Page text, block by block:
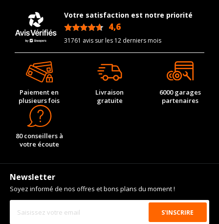
Votre satisfaction est notre priorité
4,6
31761 avis sur les 12 derniers mois
Paiement en
plusieurs fois
Livraison
gratuite
6000 garages
partenaires
80 conseillers à
votre écoute
Newsletter
Soyez informé de nos offres et bons plans du moment !